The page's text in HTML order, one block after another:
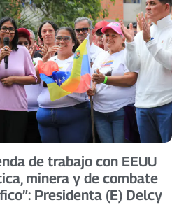
de trabajo con EEUU
minera y de combate
Presidenta (E) Delcy